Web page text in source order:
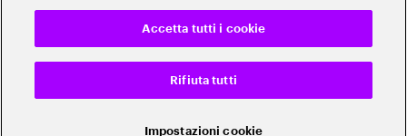
Impostazioni cookie
Rifiuta tutti
Accetta tutti i cookie